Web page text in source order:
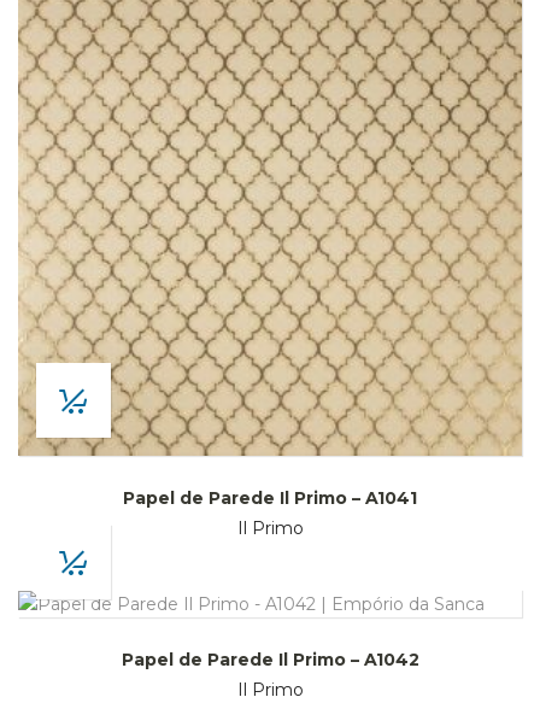
Papel de Parede Il Primo – A1041
Il Primo
Papel de Parede Il Primo – A1042
Il Primo